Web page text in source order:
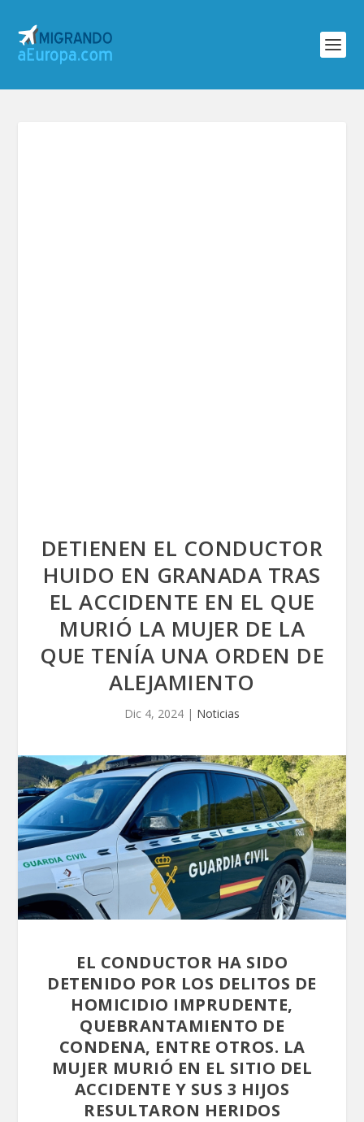
DETIENEN EL CONDUCTOR
HUIDO EN GRANADA TRAS
EL ACCIDENTE EN EL QUE
MURIÓ LA MUJER DE LA
QUE TENÍA UNA ORDEN DE
ALEJAMIENTO
Dic 4, 2024 | Noticias
EL CONDUCTOR HA SIDO
DETENIDO POR LOS DELITOS DE
HOMICIDIO IMPRUDENTE,
QUEBRANTAMIENTO DE
CONDENA, ENTRE OTROS. LA
MUJER MURIÓ EN EL SITIO DEL
ACCIDENTE Y SUS 3 HIJOS
RESULTARON HERIDOS